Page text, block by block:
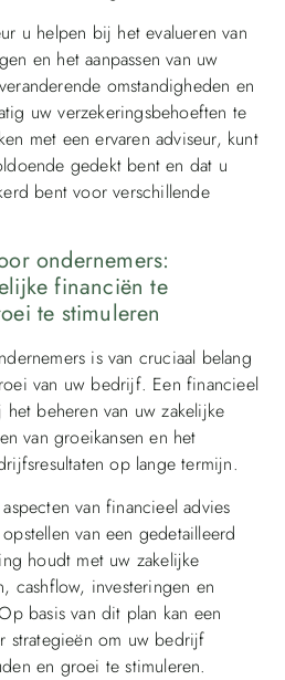
u helpen bij het evalueren van
en het aanpassen van uw
omstandigheden en
uw verzekeringsbehoeften te
met een ervaren adviseur, kunt
gedekt bent en dat u
bent voor verschillende
ondernemers:
financiën te
te stimuleren
is van cruciaal belang
van uw bedrijf. Een financieel
beheren van uw zakelijke
van groeikansen en het
op lange termijn.
van financieel advies
van een gedetailleerd
houdt met uw zakelijke
cashflow, investeringen en
basis van dit plan kan een
strategieën om uw bedrijf
en groei te stimuleren.